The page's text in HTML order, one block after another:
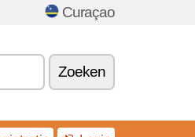
Curaçao
Zoeken